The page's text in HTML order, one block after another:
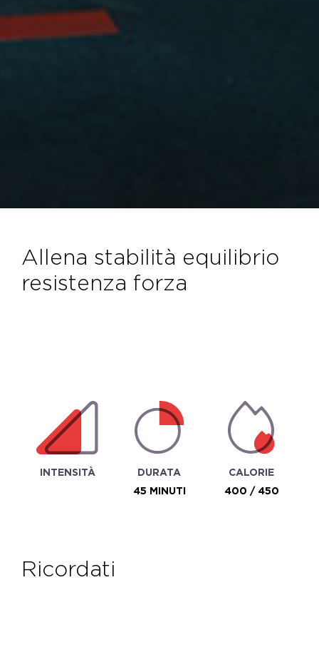
allena stabilità equilibrio
resistenza forza
INTENSITÀ
DURATA
45 MINUTI
CALORIE
400 / 450
ricordati